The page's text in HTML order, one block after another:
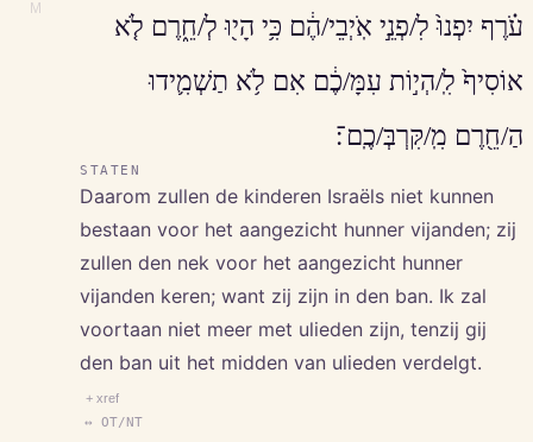
M
עֹ֗רֶף יִפְנוּ֙ לִ/פְנֵ֣י אֹֽיְבֵי/הֶ֔ם כִּ֥י הָי֖וּ לְ/חֵ֑רֶם לֹ֤א
אוֹסִיף֙ לִֽ/הְי֣וֹת עִמָּ/כֶ֔ם אִם לֹ֥א תַשְׁמִ֛ידוּ
הַ/חֵ֖רֶם מִֽ/קִּרְבְּ/כֶֽם־׃
STATEN
Daarom zullen de kinderen Israëls niet kunnen
bestaan voor het aangezicht hunner vijanden; zij
zullen den nek voor het aangezicht hunner
vijanden keren; want zij zijn in den ban. Ik zal
voortaan niet meer met ulieden zijn, tenzij gij
den ban uit het midden van ulieden verdelgt.
+ xref
↔ OT/NT